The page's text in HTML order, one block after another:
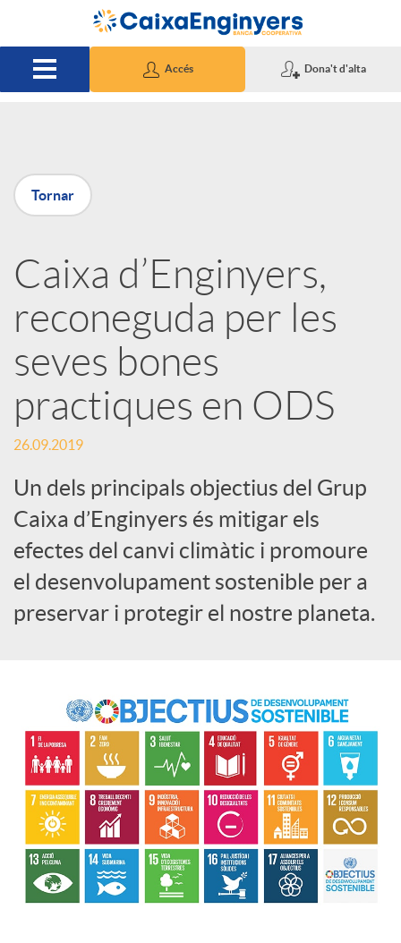
Salta al contingut principal
Accés Dona't d'alta
P
u
b
l
i
c
a
d
o
d
e
c
o
Tornar
Caixa d’Enginyers,
reconeguda per les
seves bones
practiques en ODS
26.09.2019
Un dels principals objectius del Grup
Caixa d’Enginyers és mitigar els
efectes del canvi climàtic i promoure
el desenvolupament sostenible per a
preservar i protegir el nostre planeta.